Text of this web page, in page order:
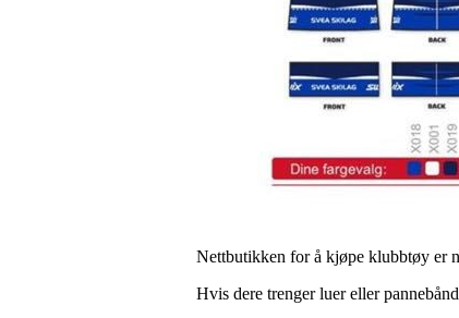
Nettbutikken for å kjøpe klubbtøy er
Hvis dere trenger luer eller